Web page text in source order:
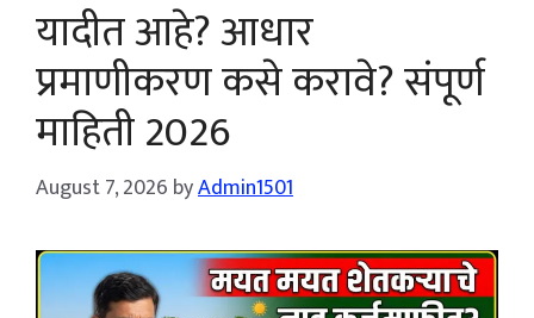
यादीत आहे? आधार
प्रमाणीकरण कसे करावे? संपूर्ण
माहिती 2026
August 7, 2026 byAdmin1501